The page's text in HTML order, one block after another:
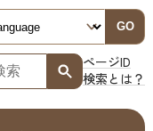
GO
ページID
検索とは？